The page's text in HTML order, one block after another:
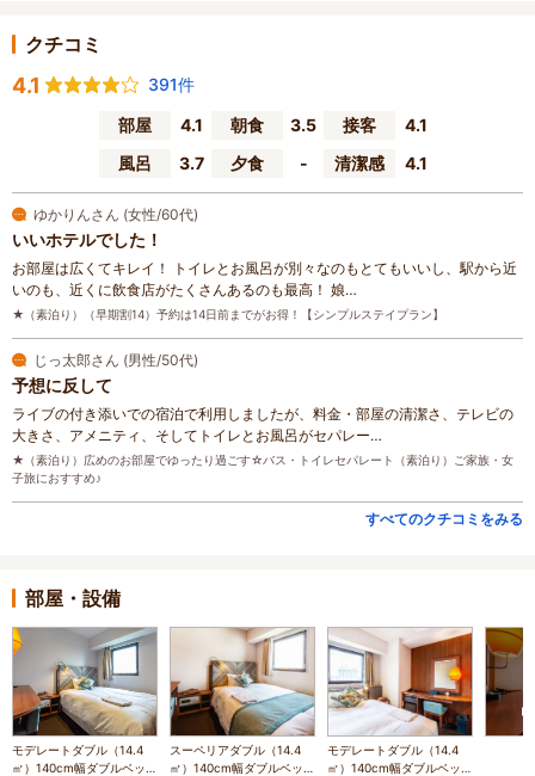
クチコミ
4.1
391件
部屋
4.1 朝食 3.5 接客
4.1
風呂
3.7 夕食 - 清潔感 4.1
ゆかりんさん (女性/60代)
いいホテルでした！
お部屋は広くてキレイ！ トイレとお風呂が別々なのもとてもいいし、駅から近
いのも、近くに飲食店がたくさんあるのも最高！ 娘…
★（素泊り）（早期割14）予約は14日前までがお得！【シンプルステイプラン】
じっ太郎さん (男性/50代)
予想に反して
ライブの付き添いでの宿泊で利用しましたが、料金・部屋の清潔さ、テレビの
大きさ、アメニティ、そしてトイレとお風呂がセパレー…
★（素泊り）広めのお部屋でゆったり過ごす☆バス・トイレセパレート（素泊り）ご家族・女
子旅におすすめ♪
すべてのクチコミをみる
部屋・設備
モデレートダブル（14.4
㎡）140cm幅ダブルベッ
スーペリアダブル（14.4
㎡）140cm幅ダブルベッ
モデレートダブル（14.4
㎡）140cm幅ダブルベッ